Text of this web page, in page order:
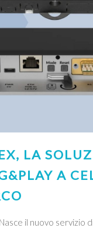
LA
A
il nuovo servizio